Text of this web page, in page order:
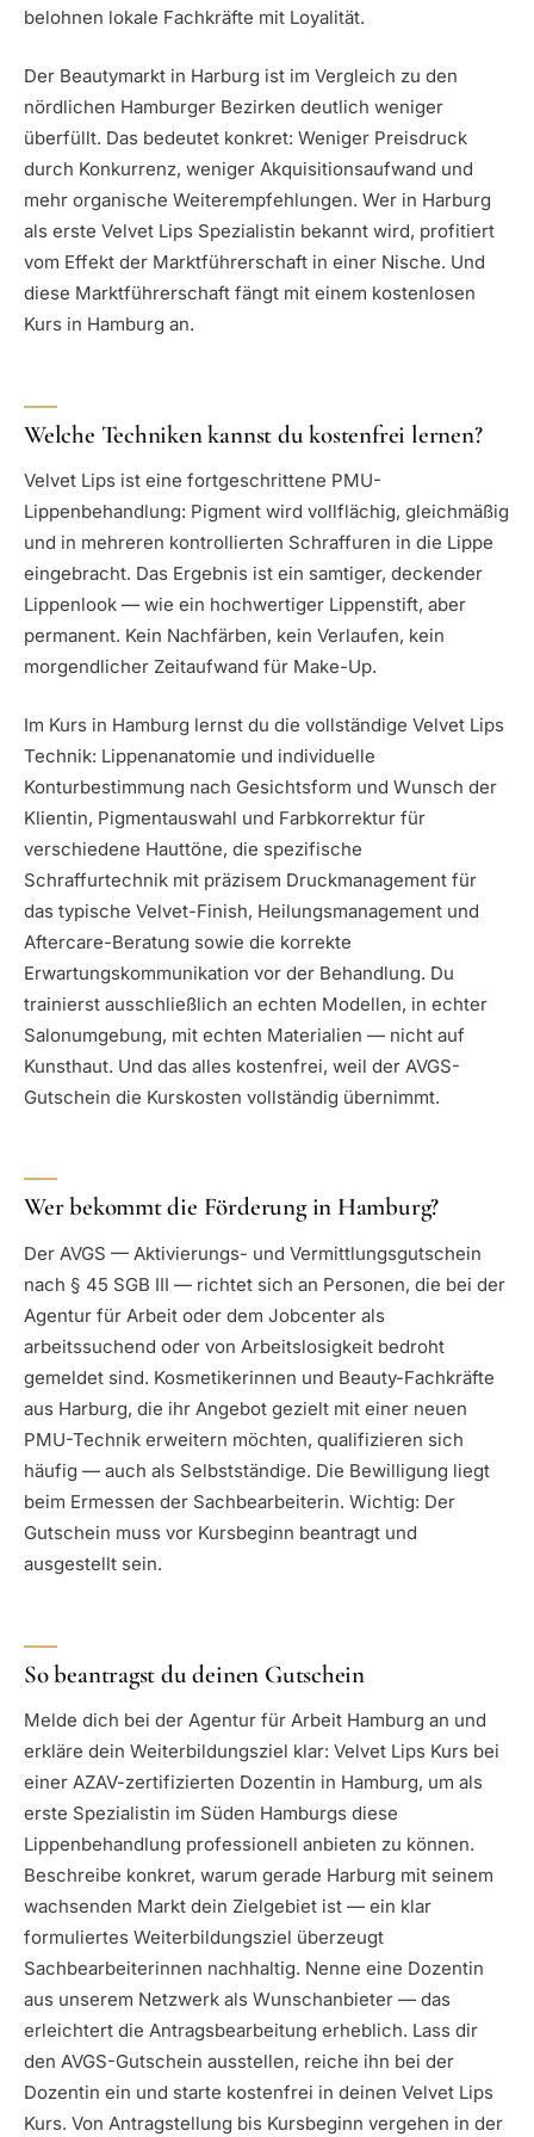
belohnen lokale Fachkräfte mit Loyalität.
Der Beautymarkt in Harburg ist im Vergleich zu den
nördlichen Hamburger Bezirken deutlich weniger
überfüllt. Das bedeutet konkret: Weniger Preisdruck
durch Konkurrenz, weniger Akquisitionsaufwand und
mehr organische Weiterempfehlungen. Wer in Harburg
als erste Velvet Lips Spezialistin bekannt wird, profitiert
vom Effekt der Marktführerschaft in einer Nische. Und
diese Marktführerschaft fängt mit einem kostenlosen
Kurs in Hamburg an.
Welche Techniken kannst du kostenfrei lernen?
Velvet Lips ist eine fortgeschrittene PMU-
Lippenbehandlung: Pigment wird vollflächig, gleichmäßig
und in mehreren kontrollierten Schraffuren in die Lippe
eingebracht. Das Ergebnis ist ein samtiger, deckender
Lippenlook — wie ein hochwertiger Lippenstift, aber
permanent. Kein Nachfärben, kein Verlaufen, kein
morgendlicher Zeitaufwand für Make-Up.
Im Kurs in Hamburg lernst du die vollständige Velvet Lips
Technik: Lippenanatomie und individuelle
Konturbestimmung nach Gesichtsform und Wunsch der
Klientin, Pigmentauswahl und Farbkorrektur für
verschiedene Hauttöne, die spezifische
Schraffurtechnik mit präzisem Druckmanagement für
das typische Velvet-Finish, Heilungsmanagement und
Aftercare-Beratung sowie die korrekte
Erwartungskommunikation vor der Behandlung. Du
trainierst ausschließlich an echten Modellen, in echter
Salonumgebung, mit echten Materialien — nicht auf
Kunsthaut. Und das alles kostenfrei, weil der AVGS-
Gutschein die Kurskosten vollständig übernimmt.
Wer bekommt die Förderung in Hamburg?
Der AVGS — Aktivierungs- und Vermittlungsgutschein
nach § 45 SGB III — richtet sich an Personen, die bei der
Agentur für Arbeit oder dem Jobcenter als
arbeitssuchend oder von Arbeitslosigkeit bedroht
gemeldet sind. Kosmetikerinnen und Beauty-Fachkräfte
aus Harburg, die ihr Angebot gezielt mit einer neuen
PMU-Technik erweitern möchten, qualifizieren sich
häufig — auch als Selbstständige. Die Bewilligung liegt
beim Ermessen der Sachbearbeiterin. Wichtig: Der
Gutschein muss vor Kursbeginn beantragt und
ausgestellt sein.
So beantragst du deinen Gutschein
Melde dich bei der Agentur für Arbeit Hamburg an und
erkläre dein Weiterbildungsziel klar: Velvet Lips Kurs bei
einer AZAV-zertifizierten Dozentin in Hamburg, um als
erste Spezialistin im Süden Hamburgs diese
Lippenbehandlung professionell anbieten zu können.
Beschreibe konkret, warum gerade Harburg mit seinem
wachsenden Markt dein Zielgebiet ist — ein klar
formuliertes Weiterbildungsziel überzeugt
Sachbearbeiterinnen nachhaltig. Nenne eine Dozentin
aus unserem Netzwerk als Wunschanbieter — das
erleichtert die Antragsbearbeitung erheblich. Lass dir
den AVGS-Gutschein ausstellen, reiche ihn bei der
Dozentin ein und starte kostenfrei in deinen Velvet Lips
Kurs. Von Antragstellung bis Kursbeginn vergehen in der